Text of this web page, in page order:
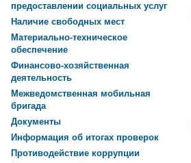
предоставлении социальных услуг
Наличие свободных мест
Материально-техническое
обеспечение
Финансово-хозяйственная
деятельность
Межведомственная мобильная
бригада
Документы
Информация об итогах проверок
Противодействие коррупции